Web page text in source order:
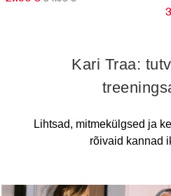
Kari Traa:
Lihtsad, mitmekülgsed ja
rõivaid kannad